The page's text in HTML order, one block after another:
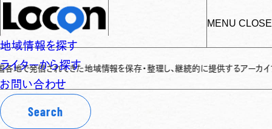
MENU CLOSE
地域情報を探す
ライターから探す
お問い合わせ
Search
れてきた地域情報を保存・整理し、継続的に提供するアーカイブサイトです